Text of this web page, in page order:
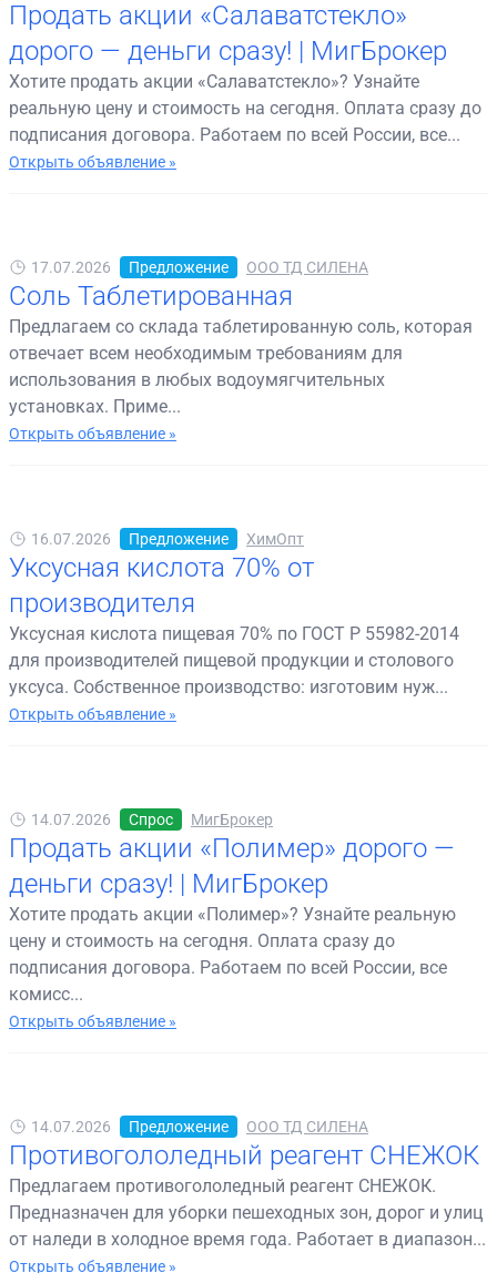
Продать акции «Салаватстекло»
дорого — деньги сразу! | МигБрокер
Хотите продать акции «Салаватстекло»? Узнайте
реальную цену и стоимость на сегодня. Оплата сразу до
подписания договора. Работаем по всей России, все...
Открыть объявление »
17.07.2026 Предложение ООО ТД СИЛЕНА
Соль Таблетированная
Предлагаем со склада таблетированную соль, которая
отвечает всем необходимым требованиям для
использования в любых водоумягчительных
установках. Приме...
Открыть объявление »
16.07.2026 Предложение ХимОпт
Уксусная кислота 70% от
производителя
Уксусная кислота пищевая 70% по ГОСТ Р 55982-2014
для производителей пищевой продукции и столового
уксуса. Собственное производство: изготовим нуж...
Открыть объявление »
14.07.2026 Спрос МигБрокер
Продать акции «Полимер» дорого —
деньги сразу! | МигБрокер
Хотите продать акции «Полимер»? Узнайте реальную
цену и стоимость на сегодня. Оплата сразу до
подписания договора. Работаем по всей России, все
комисс...
Открыть объявление »
14.07.2026 Предложение ООО ТД СИЛЕНА
Противогололедный реагент СНЕЖОК
Предлагаем противогололедный реагент СНЕЖОК.
Предназначен для уборки пешеходных зон, дорог и улиц
от наледи в холодное время года. Работает в диапазон...
Открыть объявление »